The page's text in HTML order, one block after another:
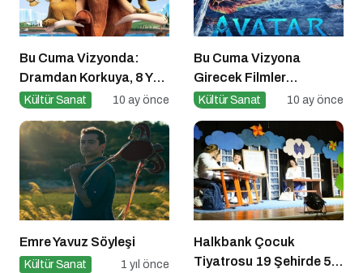
Bu Cuma Vizyonda:
Dramdan Korkuya, 8 Yeni
Film Sinemaseverlerle
Kültür Sanat 10 ay önce
Bu Cuma Vizyona
Girecek Filmler
Açıklandı
Kültür Sanat 10 ay önce
Emre Yavuz Söyleşi
Kültür Sanat 1 yıl önce
Halkbank Çocuk
Tiyatrosu 19 Şehirde 50